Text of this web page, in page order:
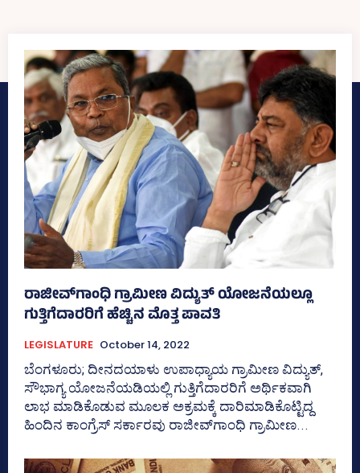
ರಾಜೀವ್‌ಗಾಂಧಿ ಗ್ರಾಮೀಣ ವಿದ್ಯುತ್‌ ಯೋಜನೆಯಲ್ಲೂ
ಗುತ್ತಿಗೆದಾರರಿಗೆ ಹೆಚ್ಚಿನ ಮೊತ್ತ ಪಾವತಿ
LEGISLATURE October 14, 2022
ಬೆಂಗಳೂರು; ದೀನದಯಾಳು ಉಪಾಧ್ಯಾಯ ಗ್ರಾಮೀಣ ವಿದ್ಯುತ್‌,
ಸೌಭಾಗ್ಯ ಯೋಜನೆಯಡಿಯಲ್ಲಿ ಗುತ್ತಿಗೆದಾರರಿಗೆ ಅರ್ಥಿಕವಾಗಿ
ಲಾಭ ಮಾಡಿಕೊಡುವ ಮೂಲಕ ಅಕ್ರಮಕ್ಕೆ ದಾರಿಮಾಡಿಕೊಟ್ಟಿದ್ದ
ಹಿಂದಿನ ಕಾಂಗ್ರೆಸ್‌ ಸರ್ಕಾರವು ರಾಜೀವ್‌ಗಾಂಧಿ ಗ್ರಾಮೀಣ...